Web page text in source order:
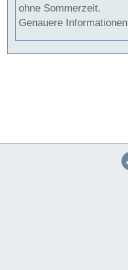
ohne Sommerzeit.
Genauere